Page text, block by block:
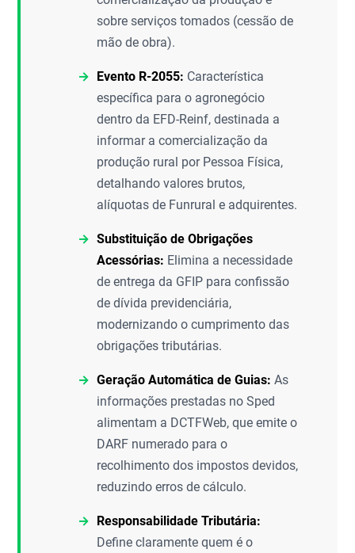
sobre serviços tomados (cessão de
mão de obra).
Evento R-2055: Característica
específica para o agronegócio
dentro da EFD-Reinf, destinada a
informar a comercialização da
produção rural por Pessoa Física,
detalhando valores brutos,
alíquotas de Funrural e adquirentes.
Substituição de Obrigações
Acessórias: Elimina a necessidade
de entrega da GFIP para confissão
de dívida previdenciária,
modernizando o cumprimento das
obrigações tributárias.
Geração Automática de Guias: As
informações prestadas no Sped
alimentam a DCTFWeb, que emite o
DARF numerado para o
recolhimento dos impostos devidos,
reduzindo erros de cálculo.
Responsabilidade Tributária:
Define claramente quem é o